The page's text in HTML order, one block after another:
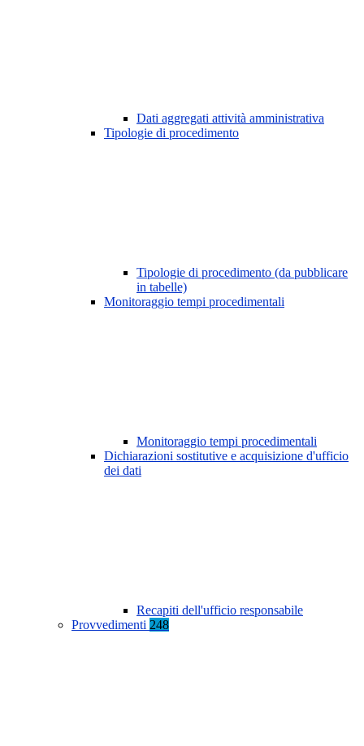
Dati aggregati attività amministrativa
Tipologie di procedimento
Tipologie di procedimento (da pubblicare
in tabelle)
Monitoraggio tempi procedimentali
Monitoraggio tempi procedimentali
Dichiarazioni sostitutive e acquisizione d'ufficio
dei dati
Recapiti dell'ufficio responsabile
Provvedimenti 248